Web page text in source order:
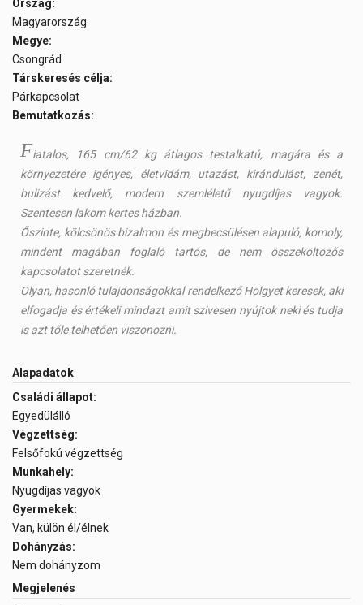
Ország:
Magyarország
Megye:
Csongrád
Társkeresés célja:
Párkapcsolat
Bemutatkozás:
Fiatalos, 165 cm/62 kg átlagos testalkatú, magára és a
környezetére igényes, életvidám, utazást, kirándulást, zenét,
bulizást kedvelő, modern szemléletű nyugdíjas vagyok.
Szentesen lakom kertes házban.
Őszinte, kölcsönös bizalmon és megbecsülésen alapuló, komoly,
mindent magában foglaló tartós, de nem összeköltözős
kapcsolatot szeretnék.
Olyan, hasonló tulajdonságokkal rendelkező Hölgyet keresek, aki
elfogadja és értékeli mindazt amit szivesen nyújtok neki és tudja
is azt tőle telhetően viszonozni.
Alapadatok
Családi állapot:
Egyedülálló
Végzettség:
Felsőfokú végzettség
Munkahely:
Nyugdíjas vagyok
Gyermekek:
Van, külön él/élnek
Dohányzás:
Nem dohányzom
Megjelenés